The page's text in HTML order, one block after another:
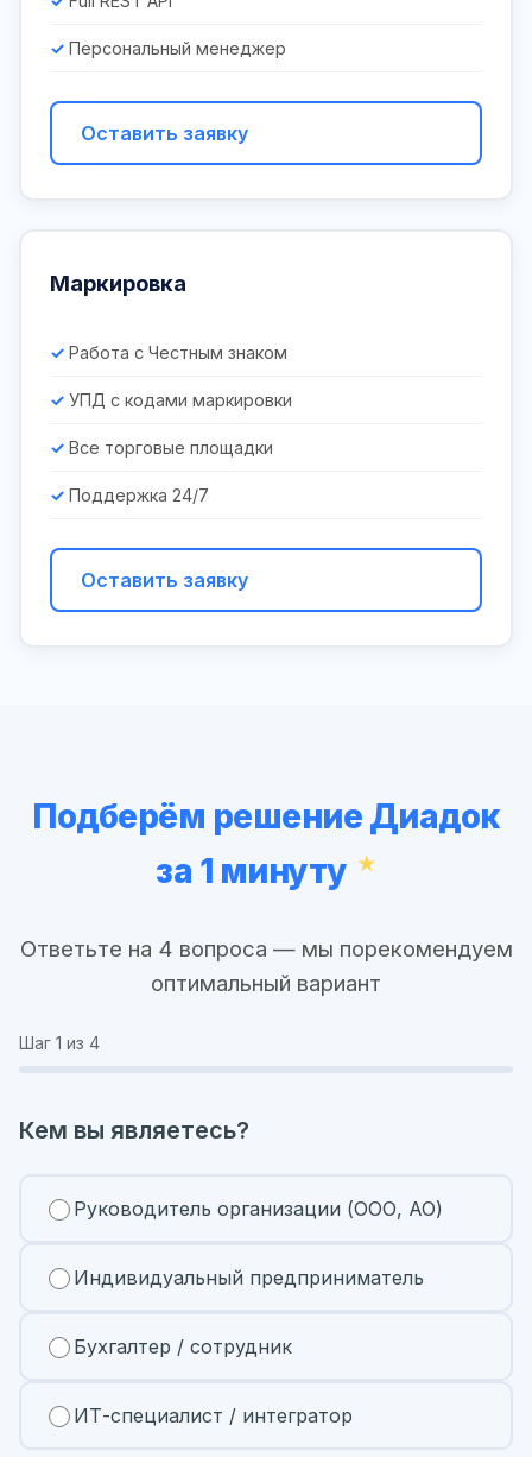
Персональный менеджер
Оставить заявку
Маркировка
Работа с Честным знаком
УПД с кодами маркировки
Все торговые площадки
Поддержка 24/7
Оставить заявку
Подберём решение Диадок
за 1 минуту
Ответьте на 4 вопроса — мы порекомендуем
оптимальный вариант
Шаг 1 из 4
Кем вы являетесь?
Руководитель организации (ООО, АО)
Индивидуальный предприниматель
Бухгалтер / сотрудник
ИТ-специалист / интегратор